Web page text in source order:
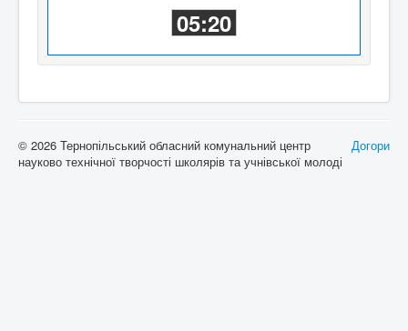
05:20
Догори
© 2026 Тернопільський обласний комунальний центр
науково технічної творчості школярів та учнівської молоді